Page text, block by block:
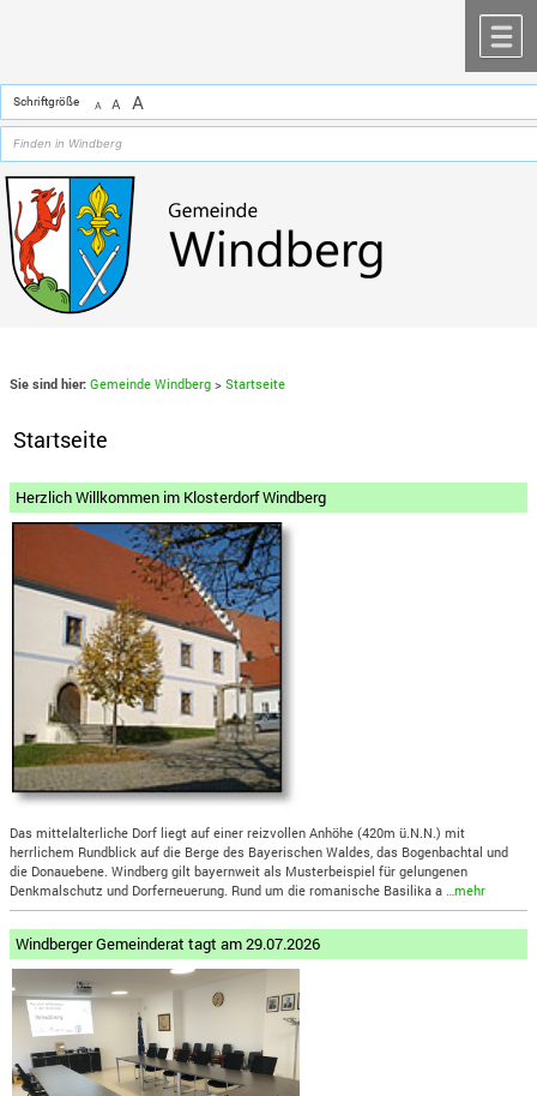
Schriftgröße A A A
Sie sind hier: Gemeinde Windberg >Startseite
Startseite
Herzlich Willkommen im Klosterdorf Windberg
Das mittelalterliche Dorf liegt auf einer reizvollen Anhöhe (420m ü.N.N.) mit
herrlichem Rundblick auf die Berge des Bayerischen Waldes, das Bogenbachtal und
die Donauebene. Windberg gilt bayernweit als Musterbeispiel für gelungenen
Denkmalschutz und Dorferneuerung. Rund um die romanische Basilika a
…mehr
Windberger Gemeinderat tagt am 29.07.2026